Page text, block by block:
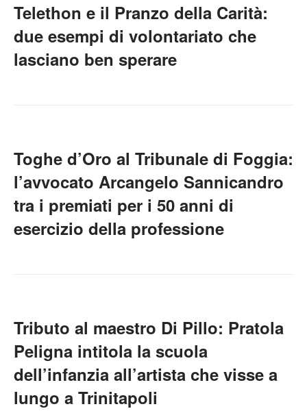
Telethon e il Pranzo della Carità:
due esempi di volontariato che
lasciano ben sperare
Toghe d’Oro al Tribunale di Foggia:
l’avvocato Arcangelo Sannicandro
tra i premiati per i 50 anni di
esercizio della professione
Tributo al maestro Di Pillo: Pratola
Peligna intitola la scuola
dell’infanzia all’artista che visse a
lungo a Trinitapoli